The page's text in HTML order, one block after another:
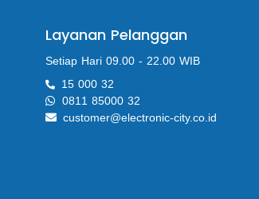
Layanan Pelanggan
Setiap Hari 09.00 - 22.00 WIB
15 000 32
0811 85000 32
customer@electronic-city.co.id